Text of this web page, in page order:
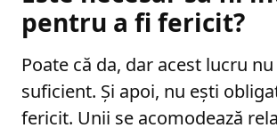
pentru a fi fericit?
Poate că da, dar acest lucru
suficient. Și apoi, nu ești
fericit. Unii se acomodează